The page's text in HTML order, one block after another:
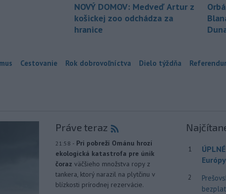
NOVÝ DOMOV: Medveď Artur z
košickej zoo odchádza za
hranice
Cestovanie Rok dobrovoľníctva Dielo týždňa
Práve teraz
21:58 - Pri pobreží Ománu hrozí
ekologická katastrofa pre únik
čoraz väčšieho množstva ropy z
tankera, ktorý narazil na plytčinu v
blízkosti prírodnej rezervácie.
1
2